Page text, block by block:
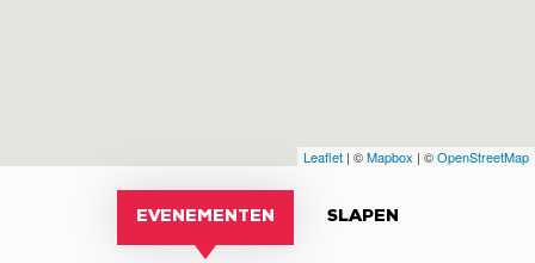
Leaflet | ©Mapbox | ©OpenStreetMap
EVENEMENTEN SLAPEN